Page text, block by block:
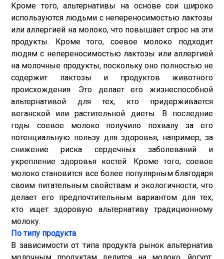
Кроме того, альтернативы на основе сои широко
используются людьми с непереносимостью лактозы
или аллергией на молоко, что повышает спрос на эти
продукты. Кроме того, соевое молоко подходит
людям с непереносимостью лактозы или аллергией
на молочные продукты, поскольку оно полностью не
содержит лактозы и продуктов животного
происхождения. Это делает его жизнеспособной
альтернативой для тех, кто придерживается
веганской или растительной диеты. В последние
годы соевое молоко получило похвалу за его
потенциальную пользу для здоровья, например, за
снижение риска сердечных заболеваний и
укрепление здоровья костей. Кроме того, соевое
молоко становится все более популярным благодаря
своим питательным свойствам и экологичности, что
делает его предпочтительным вариантом для тех,
кто ищет здоровую альтернативу традиционному
молоку.
По типу продукта
В зависимости от типа продукта рынок альтернатив